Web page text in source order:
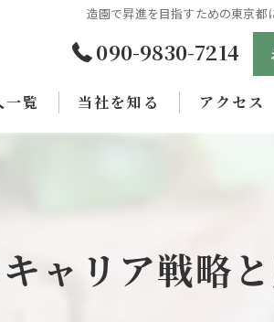
造園で昇進を目指すための東京
090-9830-7214
一覧 当社を知る
職人
アクセス
ャリア戦略